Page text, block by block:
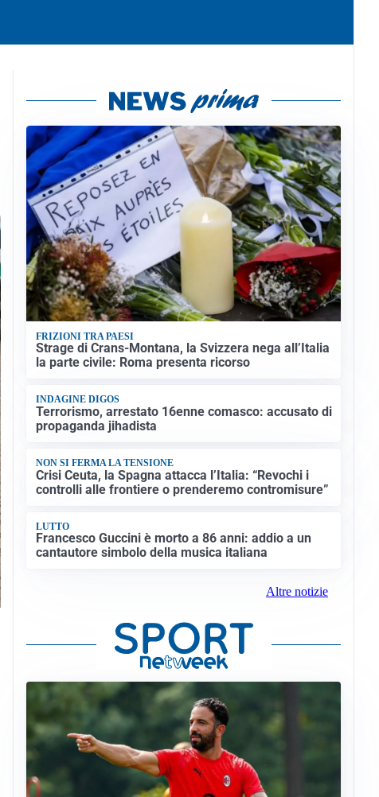
FRIZIONI TRA PAESI
Strage di Crans-Montana, la Svizzera nega all’Italia
la parte civile: Roma presenta ricorso
INDAGINE DIGOS
Terrorismo, arrestato 16enne comasco: accusato di
propaganda jihadista
NON SI FERMA LA TENSIONE
Crisi Ceuta, la Spagna attacca l’Italia: “Revochi i
controlli alle frontiere o prenderemo contromisure”
LUTTO
Francesco Guccini è morto a 86 anni: addio a un
cantautore simbolo della musica italiana
Altre notizie